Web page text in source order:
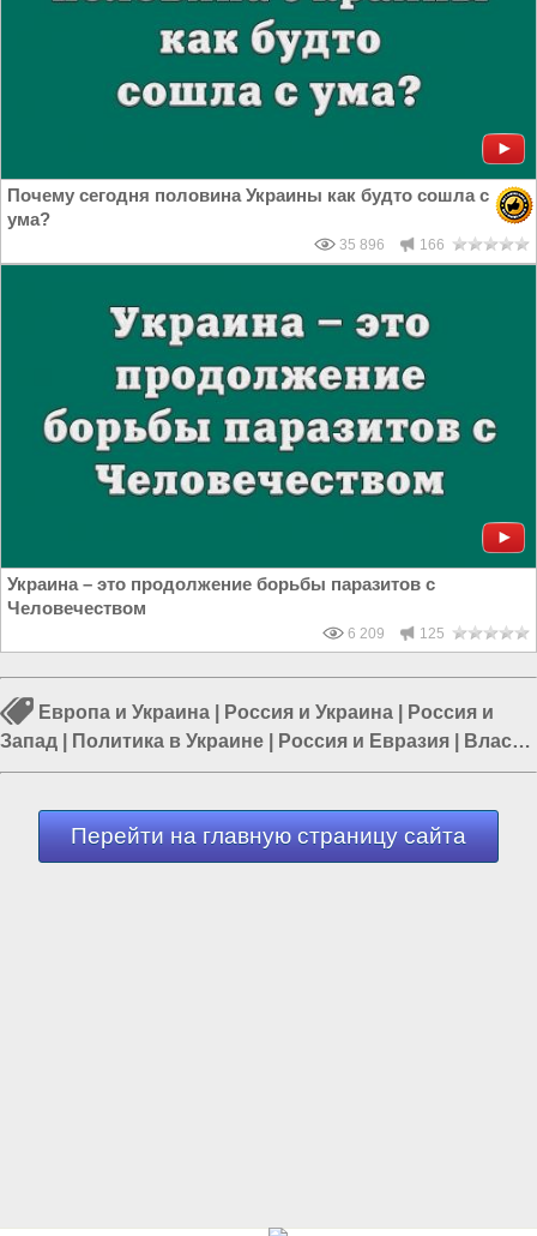
Почему сегодня половина Украины как будто сошла с
ума?
35 896 166
Украина – это продолжение борьбы паразитов с
Человечеством
6 209 125
Европа и Украина Россия и Украина
Россия и
Запад
Политика в Украине Россия и Евразия
Власть
в Украине|Россия и Европа
Перейти на главную страницу сайта